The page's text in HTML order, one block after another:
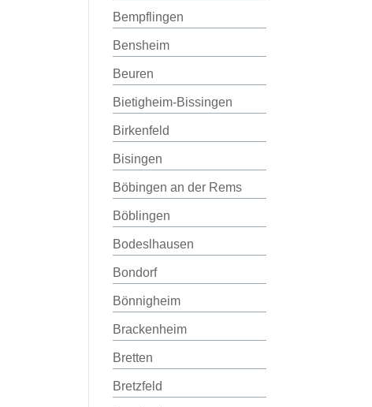
Bempflingen
Bensheim
Beuren
Bietigheim-Bissingen
Birkenfeld
Bisingen
Böbingen an der Rems
Böblingen
Bodeslhausen
Bondorf
Bönnigheim
Brackenheim
Bretten
Bretzfeld